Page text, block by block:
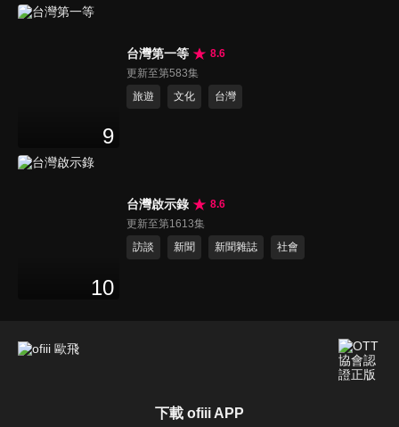
9
台灣第一等
8.6
更新至第583集
旅遊
文化 台灣
10
台灣啟示錄
8.6
更新至第1613集
訪談
新聞 新聞雜誌 社會
下載 ofiii APP